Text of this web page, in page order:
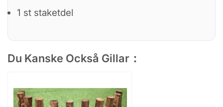
1 st staketdel
Du Kanske Också Gillar：